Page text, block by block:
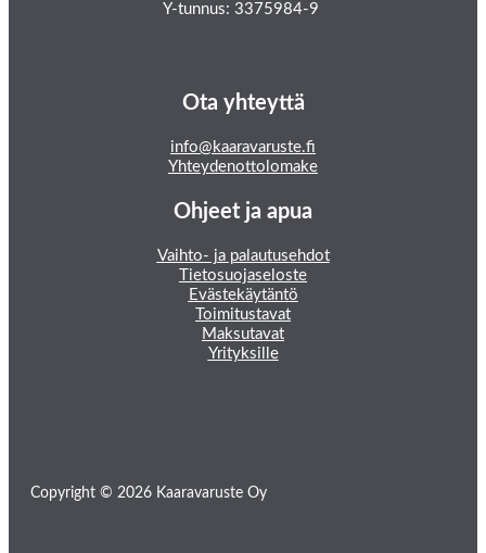
Y-tunnus: 3375984-9
Ota yhteyttä
info@kaaravaruste.fi
Yhteydenottolomake
Ohjeet ja apua
Vaihto- ja palautusehdot
Tietosuojaseloste
Evästekäytäntö
Toimitustavat
Maksutavat
Yrityksille
Copyright © 2026 Kaaravaruste Oy